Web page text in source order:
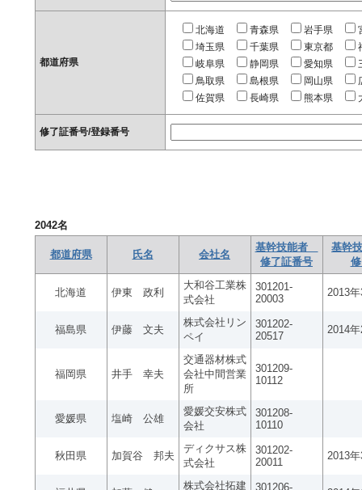
都道府県
北海道 青森県 岩手県
埼玉県
千葉県 東京都
岐阜県
静岡県 愛知県
鳥取県
島根県 岡山県
佐賀県
長崎県 熊本県
修了証番号/登録番号
2042名
都道府県 氏名 会社名
基幹技能者
修了証番号
基幹
北海道 伊東 政利
大和谷工業株
式会社
301201-
20003
2013
福島県 伊藤 文夫
株式会社リン
ペイ
301202-
20517
2014
福岡県 井手 幸夫
交通器材株式
会社中間営業
所
301209-
10112
愛媛県 塩崎 公雄
愛媛交安株式
会社
301208-
10110
秋田県 加賀谷 邦夫
ディクサス株
式会社
301202-
20011
2013
株式会社拓建
301206-